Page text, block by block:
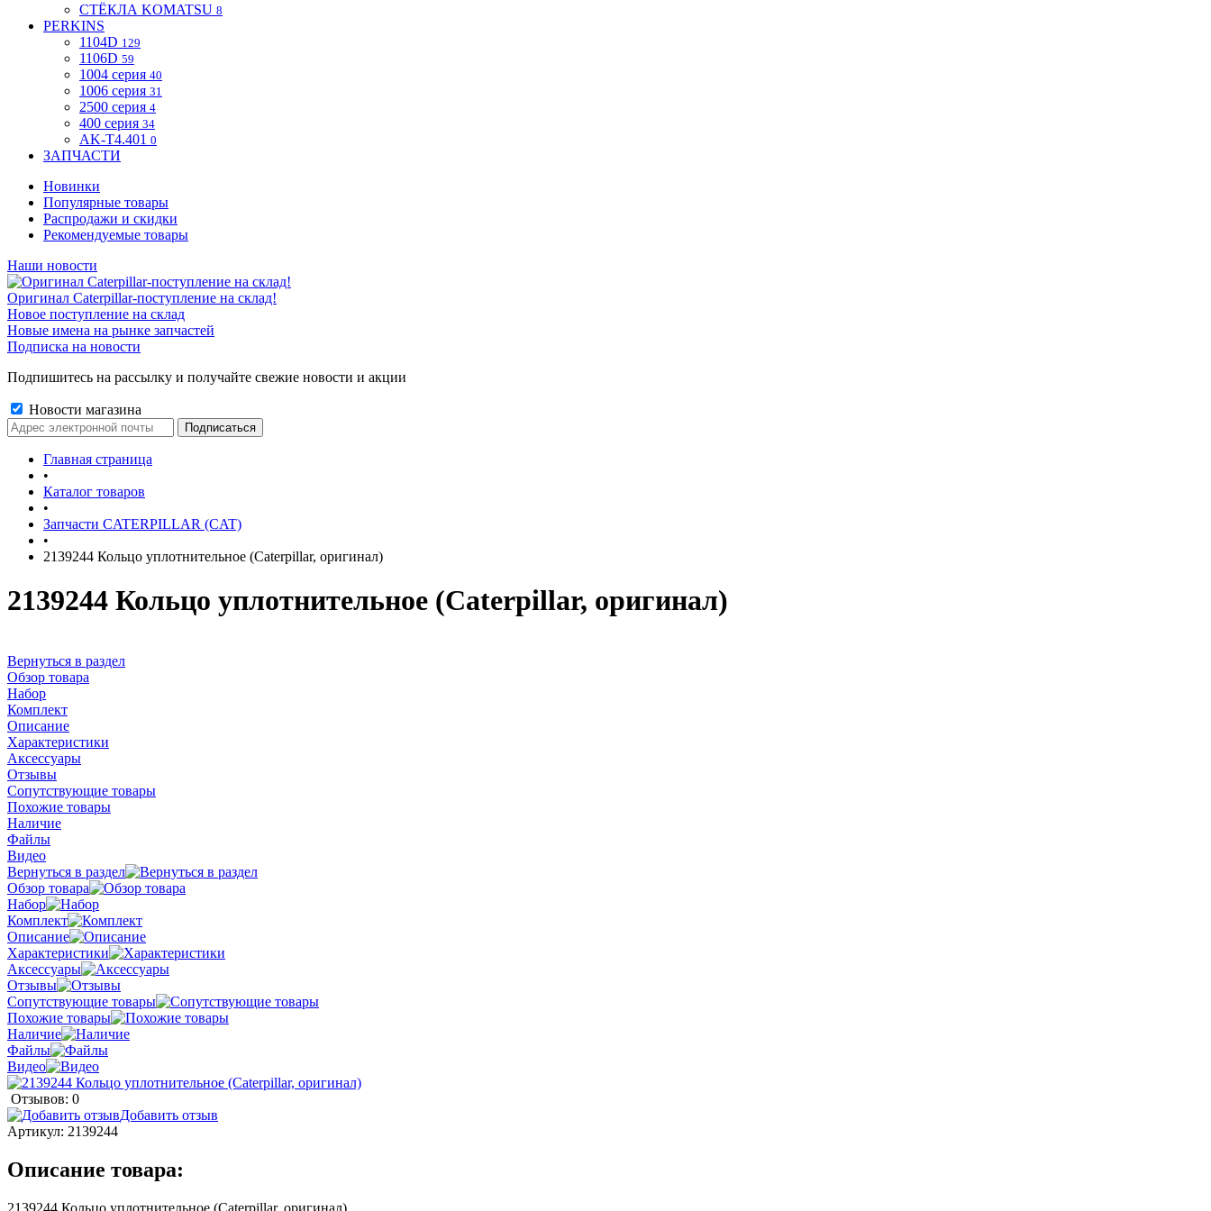
СТЁКЛА KOMATSU 8
PERKINS
1104D 129
1106D 59
1004 серия 40
1006 серия 31
2500 серия 4
400 серия 34
AK-T4.401 0
ЗАПЧАСТИ
Новинки
Популярные товары
Распродажи и скидки
Рекомендуемые товары
Наши новости
Оригинал Caterpillar-поступление на склад!
Новое поступление на склад
Новые имена на рынке запчастей
Подписка на новости
Подпишитесь на рассылку и получайте свежие новости и акции
Новости магазина
Главная страница
•
Каталог товаров
•
Запчасти CATERPILLAR (CAT)
•
2139244 Кольцо уплотнительное (Caterpillar, оригинал)
2139244 Кольцо уплотнительное (Caterpillar, оригинал)
Вернуться в раздел
Обзор товара
Набор
Комплект
Описание
Характеристики
Аксессуары
Отзывы
Сопутствующие товары
Похожие товары
Наличие
Файлы
Видео
Вернуться в раздел
Обзор товара
Набор
Комплект
Описание
Характеристики
Аксессуары
Отзывы
Сопутствующие товары
Похожие товары
Наличие
Файлы
Видео
Отзывов: 0
Добавить отзыв
Артикул: 2139244
Описание товара:
2139244 Кольцо уплотнительное (Caterpillar, оригинал)